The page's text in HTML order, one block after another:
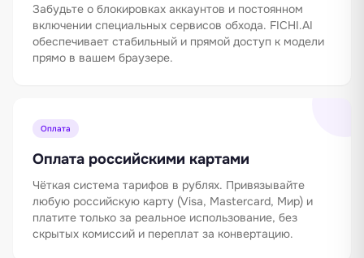
Забудьте о блокировках аккаунтов и постоянном
включении специальных сервисов обхода. FICHI.AI
обеспечивает стабильный и прямой доступ к модели
прямо в вашем браузере.
Оплата
Оплата российскими картами
Чёткая система тарифов в рублях. Привязывайте
любую российскую карту (Visa, Mastercard, Мир) и
платите только за реальное использование, без
скрытых комиссий и переплат за конвертацию.